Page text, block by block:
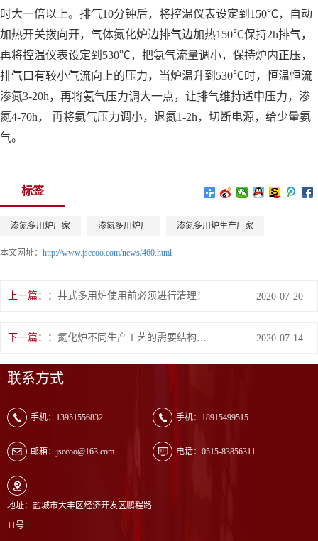
时大一倍以上。排气10分钟后，将控温仪表设定到150℃，自动
加热开关拨向开，气体氮化炉边排气边加热150℃保持2h排气，
再将控温仪表设定到530℃，把氨气流量调小，保持炉内正压，
排气口有较小气流向上的压力，当炉温升到530℃时，恒温恒流
渗氮3-20h，再将氨气压力调大一点，让排气维持适中压力，渗
氮4-70h， 再将氨气压力调小，退氮1-2h，切断电源，给少量氨
气。
标签
渗氮多用炉厂家 渗氮多用炉厂 渗氮多用炉生产厂家
本文网址： http://www.jsecoo.com/news/460.html
上一篇： 井式多用炉使用前必须进行清理！ 2020-07-20
下一篇： 2020-07-14
联系方式
手机：13951556832 手机：18915499515
邮箱：jsecoo@163.com 电话：0515-83856311
地址：盐城市大丰区经济开发区鹏程路
11号